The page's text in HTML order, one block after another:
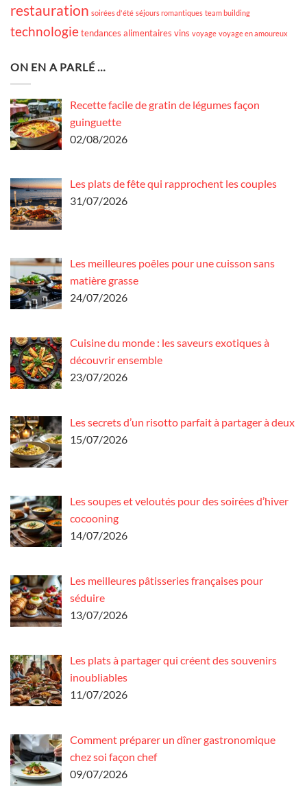
restauration soirées d'été séjours romantiques team building
technologietendances alimentaires vins voyage voyage en amoureux
ON EN A PARLÉ …
Recette facile de gratin de légumes façon
guinguette
02/08/2026
Les plats de fête qui rapprochent les couples
31/07/2026
Les meilleures poêles pour une cuisson sans
matière grasse
24/07/2026
Cuisine du monde : les saveurs exotiques à
découvrir ensemble
23/07/2026
Les secrets d’un risotto parfait à partager à deux
15/07/2026
Les soupes et veloutés pour des soirées d’hiver
cocooning
14/07/2026
Les meilleures pâtisseries françaises pour
séduire
13/07/2026
Les plats à partager qui créent des souvenirs
inoubliables
11/07/2026
Comment préparer un dîner gastronomique
chez soi façon chef
09/07/2026